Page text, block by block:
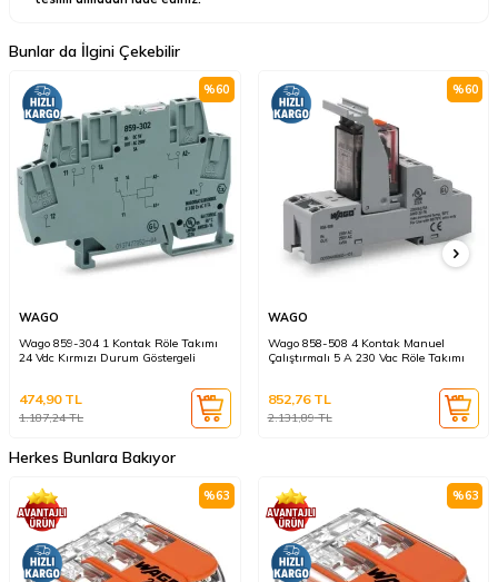
Bunlar da İlgini Çekebilir
%60
WAGO
Wago 859-304 1 Kontak Röle Takımı
24 Vdc Kırmızı Durum Göstergeli
1.187,24TL
474,90TL
%60
WAGO
Wago 858-508 4 Kontak Manuel
Çalıştırmalı 5 A 230 Vac Röle Takımı
2.131,89TL
852,76TL
Herkes Bunlara Bakıyor
%63 %63